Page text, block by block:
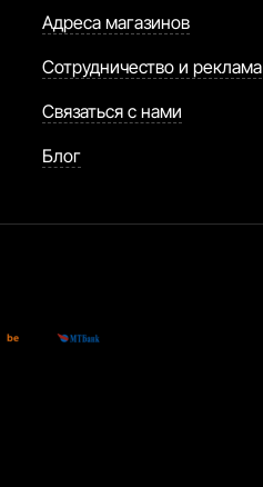
Адреса магазинов
Сотрудничество и реклама
Связаться с нами
Блог